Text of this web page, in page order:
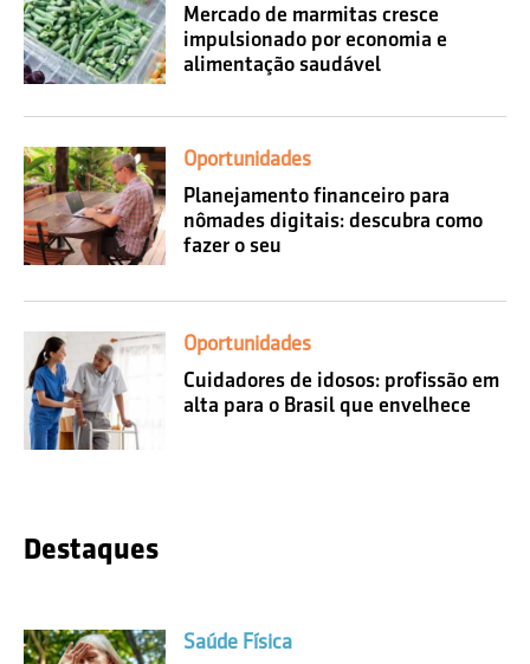
Mercado de marmitas cresce
impulsionado por economia e
alimentação saudável
Oportunidades
Planejamento financeiro para
nômades digitais: descubra como
fazer o seu
Oportunidades
Cuidadores de idosos: profissão em
alta para o Brasil que envelhece
Destaques
Saúde Física